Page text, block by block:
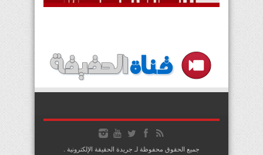
جميع الحقوق محفوظة لـ جريدة الحقيقة الإلكترونية .